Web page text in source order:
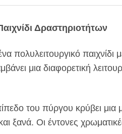
Δραστηριοτήτων
πολυλειτουργικό
μια διαφορετική
του πύργου κρύβει μια
ξανά. Οι έντονες